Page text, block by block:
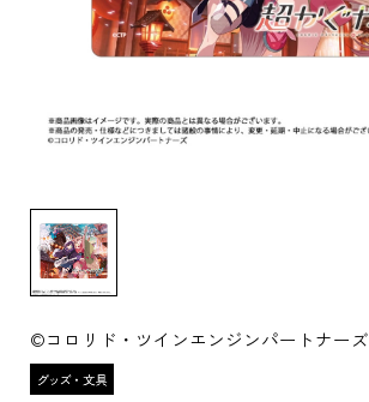
©コロリド・ツインエンジンパートナーズ